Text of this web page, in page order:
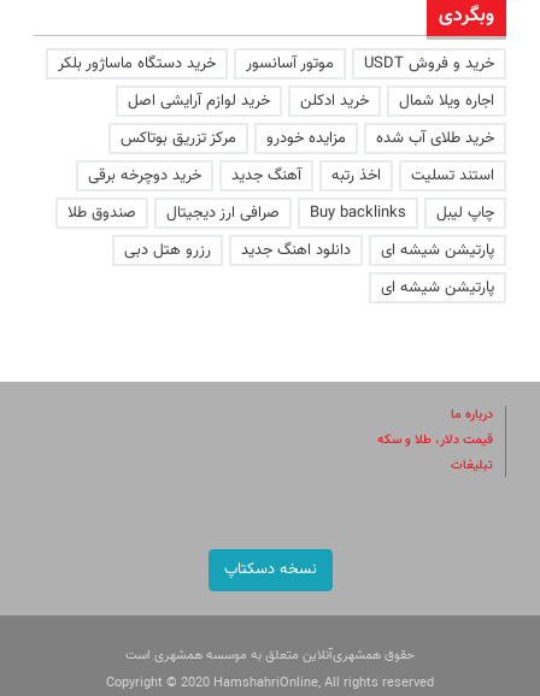
وبگردی
خرید و فروش USDT موتور آسانسور
خرید دستگاه ماساژور بلکر
اجاره ویلا شمال
خرید ادکلن
خرید لوازم آرایشی اصل
خرید طلای آب شده
مزایده خودرو
مرکز تزریق بوتاکس
استند تسلیت
اخذ رتبه آهنگ جدید
خرید دوچرخه برقی
چاپ لیبل
Buy backlinks صرافی ارز دیجیتال
صندوق طلا
پارتیشن شیشه ای
دانلود اهنگ جدید
رزرو هتل دبی
پارتیشن شیشه ای
درباره ما
قیمت دلار، طلا و سکه
تبلیغات
نسخه دسکتاپ
حقوق همشهری‌آنلاین متعلق به موسسه همشهری است
Copyright © 2020 HamshahriOnline, All rights reserved